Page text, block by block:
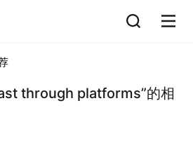
through platforms”的相